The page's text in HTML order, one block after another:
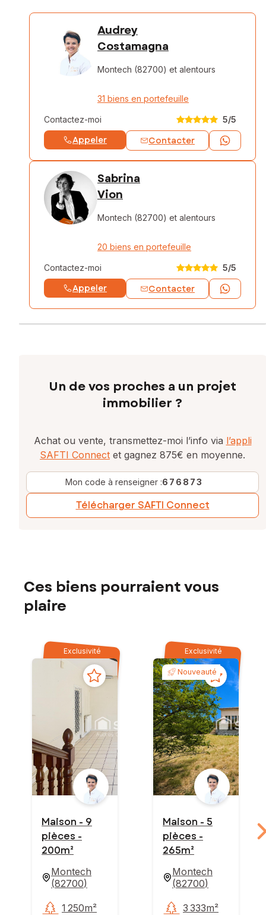
Audrey
Costamagna
Montech (82700) et alentours
31 biens en portefeuille
Contactez-moi 5/5
Appeler Contacter
Sabrina
Vion
Montech (82700) et alentours
20 biens en portefeuille
Contactez-moi 5/5
Appeler Contacter
Un de vos proches a un projet
immobilier ?
Achat ou vente, transmettez-moi l’info via l’appli
SAFTI Connect et gagnez 875€ en moyenne.
Mon code à renseigner :676873
Télécharger SAFTI Connect
Ces biens pourraient vous
plaire
Exclusivité
Maison - 9
pièces -
200m²
Montech
(82700)
1 250m²
Exclusivité
Nouveauté
Maison - 5
pièces -
265m²
Montech
(82700)
3 333m²